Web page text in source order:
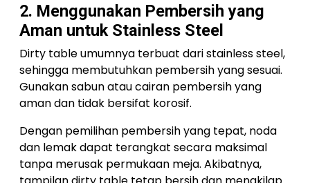
2. Menggunakan Pembersih yang
Aman untuk Stainless Steel
Dirty table umumnya terbuat dari stainless steel,
sehingga membutuhkan pembersih yang sesuai.
Gunakan sabun atau cairan pembersih yang
aman dan tidak bersifat korosif.
Dengan pemilihan pembersih yang tepat, noda
dan lemak dapat terangkat secara maksimal
tanpa merusak permukaan meja. Akibatnya,